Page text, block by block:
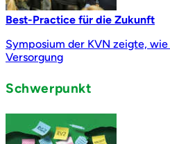
Best-Practice für die Zukunft
Symposium der KVN zeigte,
Versorgung
Schwerpunkt